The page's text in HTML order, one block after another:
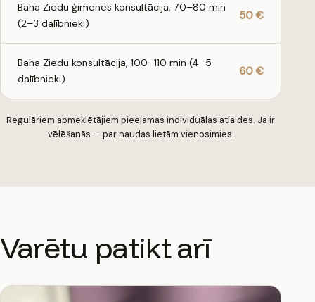
Baha Ziedu ģimenes konsultācija, 70–80 min
(2–3 dalībnieki)
50 €
Baha Ziedu konsultācija, 100–110 min (4–5
dalībnieki)
60 €
Regulāriem apmeklētājiem pieejamas individuālas atlaides. Ja ir
vēlēšanās — par naudas lietām vienosimies.
Varētu patikt arī